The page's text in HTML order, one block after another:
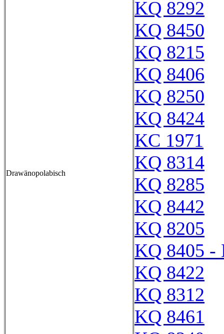
Drawänopolabisch
KQ 8292
KQ 8450
KQ 8215
KQ 8406
KQ 8250
KQ 8424
KC 1971
KQ 8314
KQ 8285
KQ 8442
KQ 8205
KQ 8405 -
KQ 8422
KQ 8312
KQ 8461